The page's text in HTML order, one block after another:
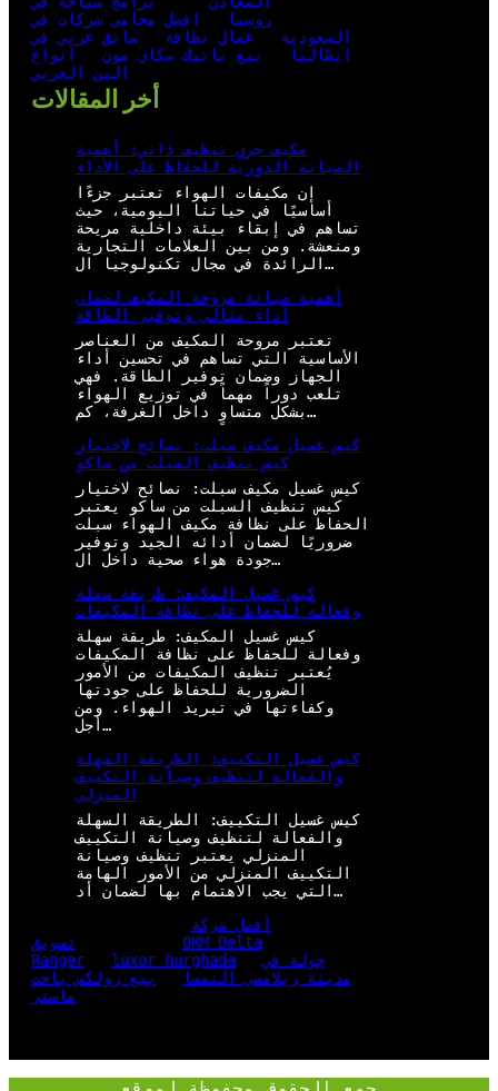
روسيا
افضل محامي شركات في
السعودية
عمال نظافة
سائق عربي في
ايطاليا
بيع باتيك سكاي مون
أنواع
البن العربي
أخر المقالات
مكيف جري تنظيف ذاتي: أهمية
الصيانة الدورية للحفاظ على الأداء
إن مكيفات الهواء تعتبر جزءًا
أساسيًا في حياتنا اليومية، حيث
تساهم في إبقاء بيئة داخلية مريحة
ومنعشة. ومن بين العلامات التجارية
الرائدة في مجال تكنولوجيا ال…
أهمية صيانة مروحة المكيف لضمان
أداء مثالي وتوفير الطاقة
تعتبر مروحة المكيف من العناصر
الأساسية التي تساهم في تحسين أداء
الجهاز وضمان توفير الطاقة. فهي
تلعب دوراً مهماً في توزيع الهواء
بشكل متساوٍ داخل الغرفة، كم…
كيس غسيل مكيف سبلت: نصائح لاختيار
كيس تنظيف السبلت من ساكو
كيس غسيل مكيف سبلت: نصائح لاختيار
كيس تنظيف السبلت من ساكو يعتبر
الحفاظ على نظافة مكيف الهواء سبلت
ضروريًا لضمان أدائه الجيد وتوفير
جودة هواء صحية داخل ال…
كيس غسيل المكيف: طريقة سهلة
وفعالة للحفاظ على نظافة المكيفات
كيس غسيل المكيف: طريقة سهلة
وفعالة للحفاظ على نظافة المكيفات
يُعتبر تنظيف المكيفات من الأمور
الضرورية للحفاظ على جودتها
وكفاءتها في تبريد الهواء. ومن
أجل…
كيس غسيل التكييف: الطريقة السهلة
والفعالة لتنظيف وصيانة التكييف
المنزلي
كيس غسيل التكييف: الطريقة السهلة
والفعالة لتنظيف وصيانة التكييف
المنزلي يعتبر تنظيف وصيانة
التكييف المنزلي من الأمور الهامة
التي يجب الاهتمام بها لضمان أد…
أفضل شركة
تسويق
OKM Delta
Ranger
luxor hurghada
جولة في
مدينة زيلامسي النمسا
بيع رولكس ياخت
ماستر